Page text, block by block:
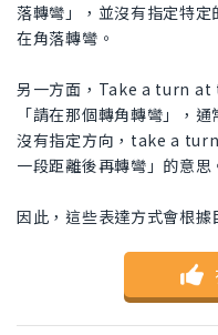
落轉彎」，並沒有指定特
在角落轉彎。
另一方面，Take a turn
「請在那個轉角轉彎」，
沒有指定方向，take a
一段距離後再轉彎」的意思
因此，這些表達方式會根據